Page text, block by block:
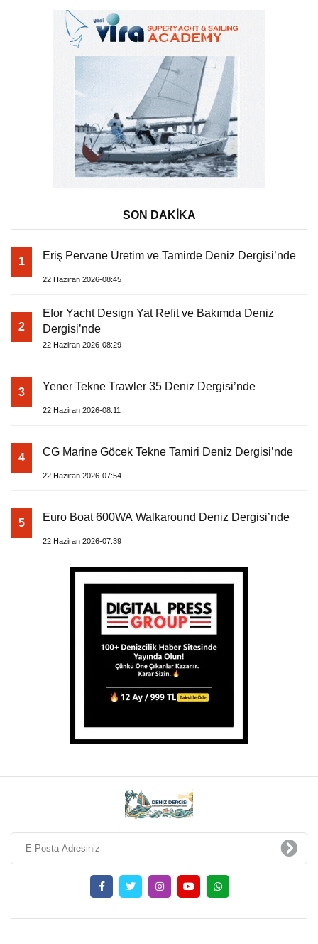
SON DAKİKA
1 Eriş Pervane Üretim ve Tamirde Deniz Dergisi’nde
22 Haziran 2026-08:45
2
Efor Yacht Design Yat Refit ve Bakımda Deniz
Dergisi’nde
22 Haziran 2026-08:29
3 Yener Tekne Trawler 35 Deniz Dergisi’nde
22 Haziran 2026-08:11
4 CG Marine Göcek Tekne Tamiri Deniz Dergisi’nde
22 Haziran 2026-07:54
5 Euro Boat 600WA Walkaround Deniz Dergisi’nde
22 Haziran 2026-07:39